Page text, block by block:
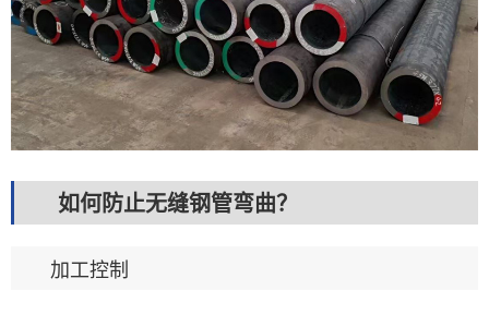
如何防止无缝钢管弯曲？
加工控制